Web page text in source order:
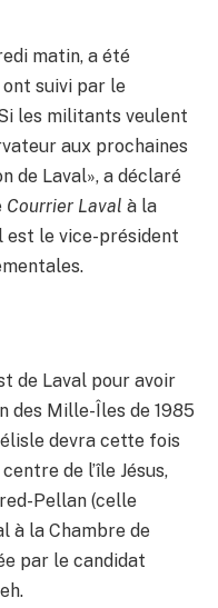
matin, a été
suivi par le
les militants veulent
aux prochaines
de Laval», a déclaré
Courrier Laval à la
est le vice-président
de Laval pour avoir
des Mille-Îles de 1985
devra cette fois
de l’île Jésus,
Pellan (celle
à la Chambre de
par le candidat